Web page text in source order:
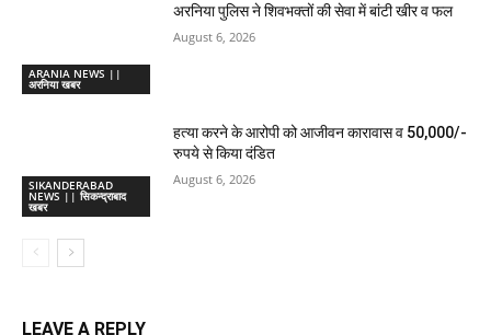
ARANIA NEWS ||
अरनिया खबर
अरनिया पुलिस ने शिवभक्तों की सेवा में बांटी खीर व फल
August 6, 2026
SIKANDERABAD
NEWS || सिकन्द्राबाद
खबर
हत्या करने के आरोपी को आजीवन कारावास व 50,000/-
रुपये से किया दंडित
August 6, 2026
LEAVE A REPLY